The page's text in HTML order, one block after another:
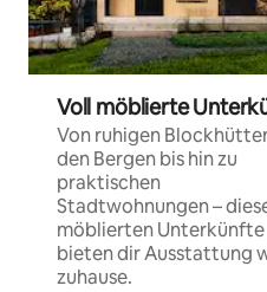
Voll möblierte
Von ruhigen
den Bergen bis hin zu
praktischen
Stadtwohnungen –
möblierten Unterkünfte
bieten dir Ausstattung
zuhause.